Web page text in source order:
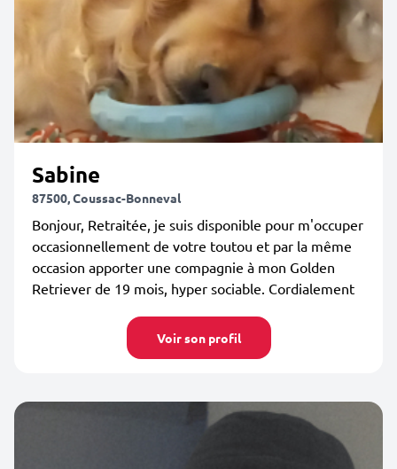
Sabine
87500, Coussac-Bonneval
Bonjour, Retraitée, je suis disponible pour m'occuper
occasionnellement de votre toutou et par la même
occasion apporter une compagnie à mon Golden
Retriever de 19 mois, hyper sociable. Cordialement
Voir son profil